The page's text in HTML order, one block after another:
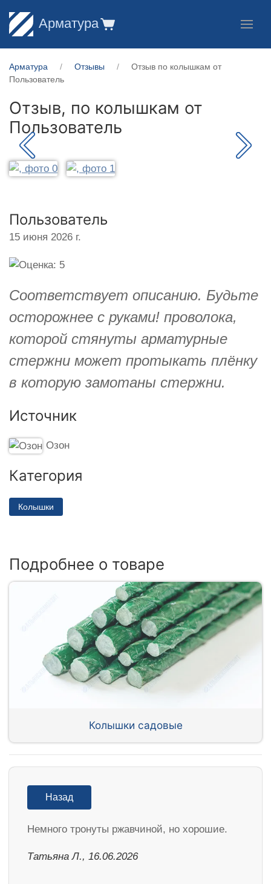
Арматура
Арматура Отзывы
Отзыв по колышкам от
Пользователь
Отзыв, по колышкам от
Пользователь
Пользователь
15 июня 2026 г.
Соответствует описанию. Будьте
осторожнее с руками! проволока,
которой стянуты арматурные
стержни может протыкать плёнку
в которую замотаны стержни.
Источник
Озон
Категория
Колышки
Подробнее о товаре
Колышки садовые
Назад
Немного тронуты ржавчиной, но хорошие.
Татьяна Л., 16.06.2026